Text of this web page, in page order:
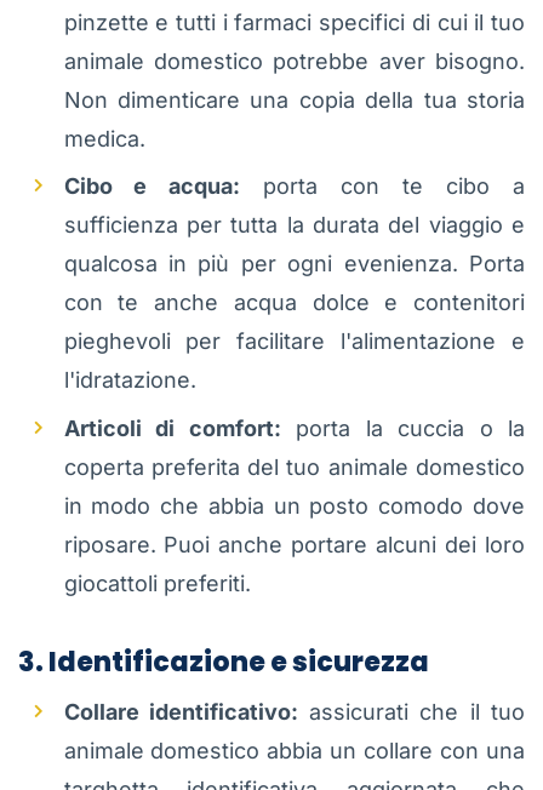
pinzette e tutti i farmaci specifici di cui il tuo
animale domestico potrebbe aver bisogno.
Non dimenticare una copia della tua storia
medica.
Cibo e acqua: porta con te cibo a
sufficienza per tutta la durata del viaggio e
qualcosa in più per ogni evenienza. Porta
con te anche acqua dolce e contenitori
pieghevoli per facilitare l'alimentazione e
l'idratazione.
Articoli di comfort: porta la cuccia o la
coperta preferita del tuo animale domestico
in modo che abbia un posto comodo dove
riposare. Puoi anche portare alcuni dei loro
giocattoli preferiti.
3. Identificazione e sicurezza
Collare identificativo: assicurati che il tuo
animale domestico abbia un collare con una